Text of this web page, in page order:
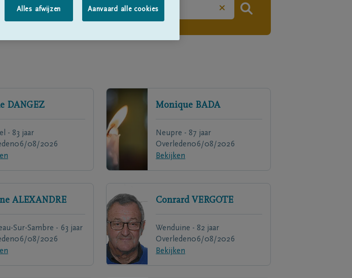
×
DANGEZ
- 83 jaar
06/08/2026
Monique BADA
Neupre - 87 jaar
Overleden06/08/2026
Bekijken
ALEXANDRE
Sur-Sambre - 63 jaar
06/08/2026
Conrard VERGOTE
Wenduine - 82 jaar
Overleden06/08/2026
Bekijken
Alles afwijzen Aanvaard alle cookies